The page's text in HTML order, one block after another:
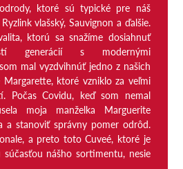
ktoré sú typické pre náš
vlašský, Sauvignon a ďalšie.
ktorú sa snažíme dosiahnuť
generácií s modernými
mal vyzdvihnúť jedno z našich
ktoré vzniklo za veľmi
Počas Covidu, keď som nemal
moja manželka Marguerite
a stanoviť správny pomer odrôd.
a preto toto Cuveé, ktoré je
súčasťou nášho sortimentu, nesie